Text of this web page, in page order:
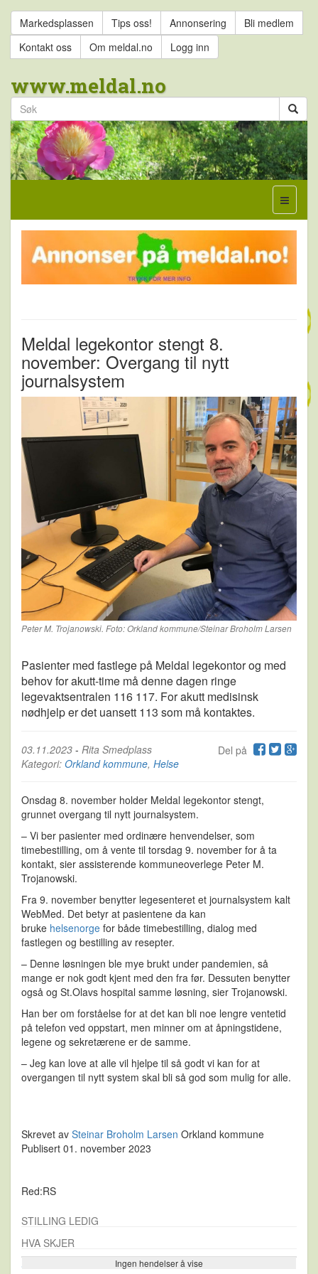
Markedsplassen Tips oss! Annonsering
Bli medlem
Kontakt oss
Om meldal.no Logg inn
www.meldal.no
Meldal legekontor stengt 8.
november: Overgang til nytt
journalsystem
Peter M. Trojanowski. Foto: Orkland kommune/Steinar Broholm Larsen
Pasienter med fastlege på Meldal legekontor og med
behov for akutt-time må denne dagen ringe
legevaktsentralen 116 117. For akutt medisinsk
nødhjelp er det uansett 113 som må kontaktes.
Del på
03.11.2023 - Rita Smedplass
Kategori: Orkland kommune, Helse
Onsdag 8. november holder Meldal legekontor stengt,
grunnet overgang til nytt journalsystem.
– Vi ber pasienter med ordinære henvendelser, som
timebestilling, om å vente til torsdag 9. november for å ta
kontakt, sier assisterende kommuneoverlege Peter M.
Trojanowski.
Fra 9. november benytter legesenteret et journalsystem kalt
WebMed. Det betyr at pasientene da kan
bruke helsenorge for både timebestilling, dialog med
fastlegen og bestilling av resepter.
– Denne løsningen ble mye brukt under pandemien, så
mange er nok godt kjent med den fra før. Dessuten benytter
også og St.Olavs hospital samme løsning, sier Trojanowski.
Han ber om forståelse for at det kan bli noe lengre ventetid
på telefon ved oppstart, men minner om at åpningstidene,
legene og sekretærene er de samme.
– Jeg kan love at alle vil hjelpe til så godt vi kan for at
overgangen til nytt system skal bli så god som mulig for alle.
Skrevet av Steinar Broholm Larsen Orkland kommune
Publisert 01. november 2023
Red:RS
STILLING LEDIG
HVA SKJER
Ingen hendelser å vise
Se flere…